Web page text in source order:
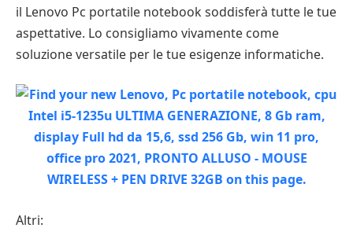
il Lenovo Pc portatile notebook soddisferà tutte le tue
aspettative. Lo consigliamo vivamente come
soluzione versatile per le tue esigenze informatiche.
Altri: